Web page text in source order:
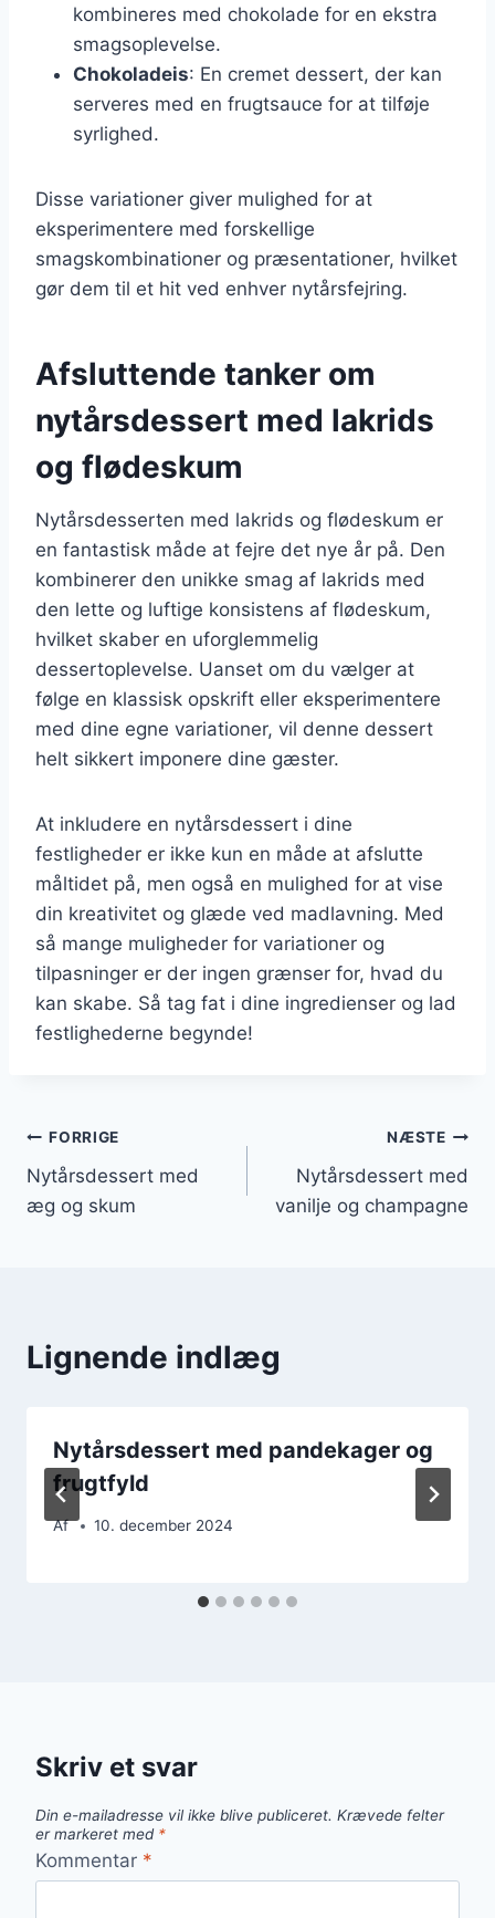
kombineres med chokolade for en ekstra
smagsoplevelse.
Chokoladeis: En cremet dessert, der kan
serveres med en frugtsauce for at tilføje
syrlighed.
Disse variationer giver mulighed for at
eksperimentere med forskellige
smagskombinationer og præsentationer, hvilket
gør dem til et hit ved enhver nytårsfejring.
Afsluttende tanker om
nytårsdessert med lakrids
og flødeskum
Nytårsdesserten med lakrids og flødeskum er
en fantastisk måde at fejre det nye år på. Den
kombinerer den unikke smag af lakrids med
den lette og luftige konsistens af flødeskum,
hvilket skaber en uforglemmelig
dessertoplevelse. Uanset om du vælger at
følge en klassisk opskrift eller eksperimentere
med dine egne variationer, vil denne dessert
helt sikkert imponere dine gæster.
At inkludere en nytårsdessert i dine
festligheder er ikke kun en måde at afslutte
måltidet på, men også en mulighed for at vise
din kreativitet og glæde ved madlavning. Med
så mange muligheder for variationer og
tilpasninger er der ingen grænser for, hvad du
kan skabe. Så tag fat i dine ingredienser og lad
festlighederne begynde!
Indlægsnavigation
FORRIGE
Nytårsdessert med
æg og skum
NÆSTE
Nytårsdessert med
vanilje og champagne
Lignende indlæg
Nytårsdessert med pandekager og
frugtfyld
Af 10. december 2024
Skriv et svar
Din e-mailadresse vil ikke blive publiceret. Krævede felter
er markeret med *
Kommentar *